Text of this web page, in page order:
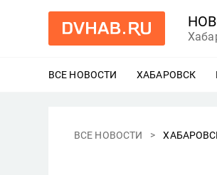
ВСЕ НОВОСТИ ХАБАРОВСК
ВСЕ НОВОСТИ